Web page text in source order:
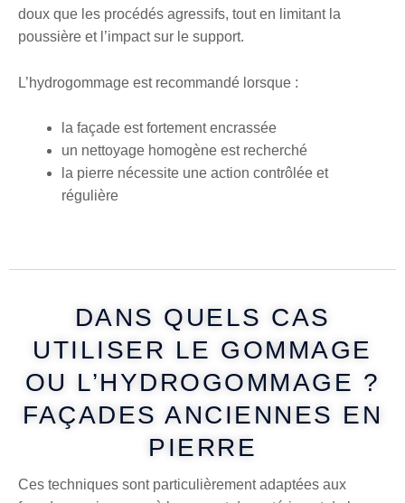
doux que les procédés agressifs, tout en limitant la
poussière et l’impact sur le support.
L’hydrogommage est recommandé lorsque :
la façade est fortement encrassée
un nettoyage homogène est recherché
la pierre nécessite une action contrôlée et
régulière
DANS QUELS CAS
UTILISER LE GOMMAGE
OU L’HYDROGOMMAGE ?
FAÇADES ANCIENNES EN
PIERRE
Ces techniques sont particulièrement adaptées aux